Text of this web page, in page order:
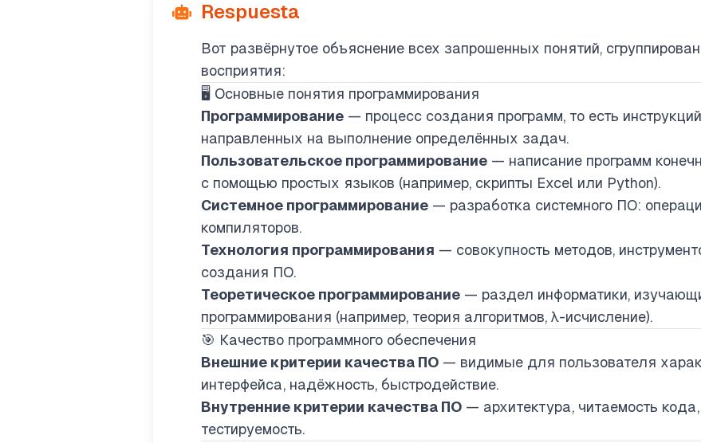
Respuesta
Вот развёрнутое объяснение всех запрошенных понятий,
восприятия:
🖥️ Основные понятия программирования
Программирование — процесс создания программ, то есть
направленных на выполнение определённых задач.
Пользовательское программирование — написание программ
с помощью простых языков (например, скрипты Excel или Python).
Системное программирование — разработка системного ПО:
компиляторов.
Технология программирования — совокупность методов,
создания ПО.
Теоретическое программирование — раздел информатики,
программирования (например, теория алгоритмов, λ-исчисление).
🎯 Качество программного обеспечения
Внешние критерии качества ПО — видимые для пользователя
интерфейса, надёжность, быстродействие.
Внутренние критерии качества ПО — архитектура, читаемость
тестируемость.